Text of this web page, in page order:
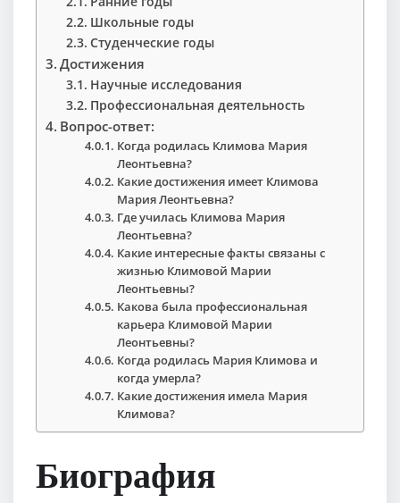
Школьные годы
Студенческие годы
Достижения
Научные исследования
Профессиональная деятельность
Вопрос-ответ:
Когда родилась Климова Мария
Леонтьевна?
Какие достижения имеет Климова
Мария Леонтьевна?
Где училась Климова Мария
Леонтьевна?
Какие интересные факты связаны с
жизнью Климовой Марии
Леонтьевны?
Какова была профессиональная
карьера Климовой Марии
Леонтьевны?
Когда родилась Мария Климова и
когда умерла?
Какие достижения имела Мария
Климова?
Биография